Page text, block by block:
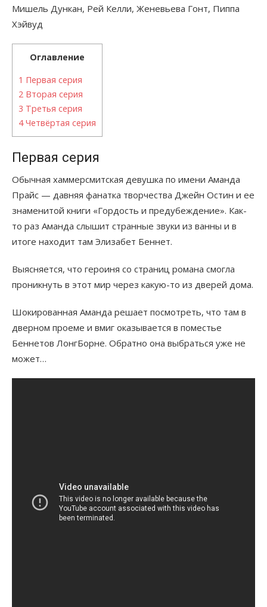
Мишель Дункан, Рей Келли, Женевьева Гонт, Пиппа
Хэйвуд
Оглавление
1 Первая серия
2 Вторая серия
3 Третья серия
4Четвёртая серия
Первая серия
Обычная хаммерсмитская девушка по имени Аманда
Прайс — давняя фанатка творчества Джейн Остин и ее
знаменитой книги «Гордость и предубеждение». Как-
то раз Аманда слышит странные звуки из ванны и в
итоге находит там Элизабет Беннет.
Выясняется, что героиня со страниц романа смогла
проникнуть в этот мир через какую-то из дверей дома.
Шокированная Аманда решает посмотреть, что там в
дверном проеме и вмиг оказывается в поместье
Беннетов ЛонгБорне. Обратно она выбраться уже не
может…